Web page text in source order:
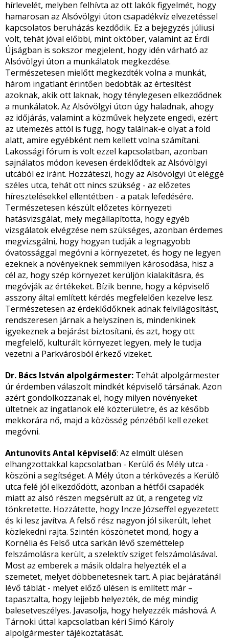
hírlevelét, melyben felhívta az ott lakók figyelmét, hogy
hamarosan az Alsóvölgyi úton csapadékvíz elvezetéssel
kapcsolatos beruházás kezdődik. Ez a bejegyzés júliusi
volt, tehát jóval előbbi, mint október, valamint az Érdi
Újságban is sokszor megjelent, hogy idén várható az
Alsóvölgyi úton a munkálatok megkezdése.
Természetesen mielőtt megkezdték volna a munkát,
három ingatlant érintően bedobták az értesítést
azoknak, akik ott laknak, hogy ténylegesen elkezdődnek
a munkálatok. Az Alsóvölgyi úton úgy haladnak, ahogy
az időjárás, valamint a közművek helyzete engedi, ezért
az ütemezés attól is függ, hogy találnak-e olyat a föld
alatt, amire egyébként nem kellett volna számítani.
Lakossági fórum is volt ezzel kapcsolatban, azonban
sajnálatos módon kevesen érdeklődtek az Alsóvölgyi
utcából ez iránt. Hozzáteszi, hogy az Alsóvölgyi út eléggé
széles utca, tehát ott nincs szükség - az előzetes
híresztelésekkel ellentétben - a patak lefedésére.
Természetesen készült előzetes környezeti
hatásvizsgálat, mely megállapította, hogy egyéb
vizsgálatok elvégzése nem szükséges, azonban érdemes
megvizsgálni, hogy hogyan tudják a legnagyobb
óvatossággal megóvni a környezetet, és hogy ne legyen
ezeknek a növényeknek semmilyen károsodása, hisz a
cél az, hogy szép környezet kerüljön kialakításra, és
megóvják az értékeket. Bízik benne, hogy a képviselő
asszony által említett kérdés megfelelően kezelve lesz.
Természetesen az érdeklődőknek adnak felvilágosítást,
rendszeresen járnak a helyszínen is, mindenkinek
igyekeznek a bejárást biztosítani, és azt, hogy ott
megfelelő, kulturált környezet legyen, mely le tudja
vezetni a Parkvárosból érkező vizeket.
Dr. Bács István alpolgármester: Tehát alpolgármester
úr érdemben válaszolt mindkét képviselő társának. Azon
azért gondolkozzanak el, hogy milyen növényeket
ültetnek az ingatlanok elé közterületre, és az később
mekkorára nő, majd a közösség pénzéből kell ezeket
megóvni.
Antunovits Antal képviselő: Az elmúlt ülésen
elhangzottakkal kapcsolatban - Kerülő és Mély utca -
köszöni a segítséget. A Mély úton a térkövezés a Kerülő
utca felé jól elkezdődött, azonban a hétfői csapadék
miatt az alsó részen megsérült az út, a rengeteg víz
tönkretette. Hozzátette, hogy Incze Józseffel egyezetett
és ki lesz javítva. A felső rész nagyon jól sikerült, lehet
közlekedni rajta. Szintén köszönetet mond, hogy a
Kornélia és Felső utca sarkán lévő szeméttelep
felszámolásra került, a szelektív sziget felszámolásával.
Most az emberek a másik oldalra helyezték el a
szemetet, melyet döbbenetesnek tart. A piac bejáratánál
lévő táblát - melyet előző ülésen is említett már –
tapasztalta, hogy lejjebb helyezték, de még mindig
balesetveszélyes. Javasolja, hogy helyezzék máshová. A
Tárnoki úttal kapcsolatban kéri Simó Károly
alpolgármester tájékoztatását.